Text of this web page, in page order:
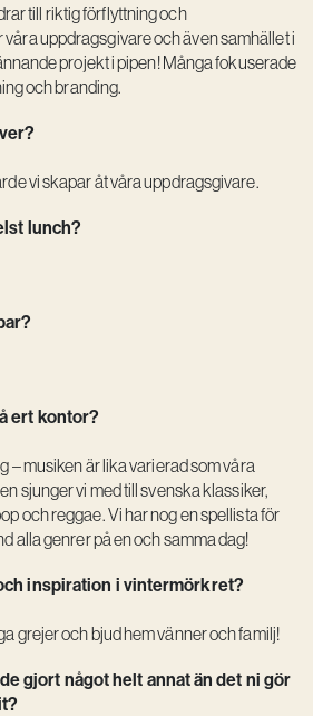
till riktig förflyttning och
uppdragsgivare och även samhället i
projekt i pipen! Många fokuserade
och branding.
vi skapar åt våra uppdragsgivare.
lunch?
ert kontor?
– musiken är lika varierad som våra
sjunger vi med till svenska klassiker,
och reggae. Vi har nog en spellista för
alla genrer på en och samma dag!
inspiration i vintermörkret?
grejer och bjud hem vänner och familj!
gjort något helt annat än det ni gör